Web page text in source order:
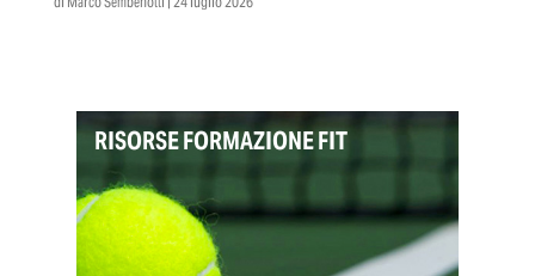
RISORSE FORMAZIONE FIT